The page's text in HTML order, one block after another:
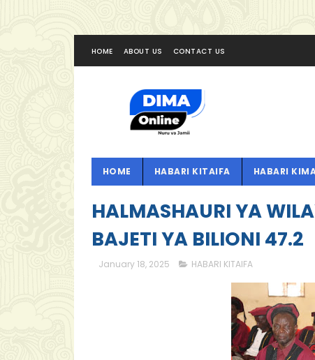
HOME ABOUT US CONTACT US
HOME HABARI KITAIFA HABARI
HALMASHAURI YA
BAJETI YA BILIONI 47.2
January 18, 2025 HABARI KITAIFA